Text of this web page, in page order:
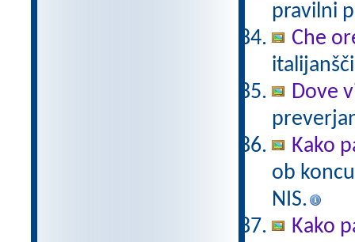
pravilni
Che
Dove
Kako
ob
NIS.
Kako